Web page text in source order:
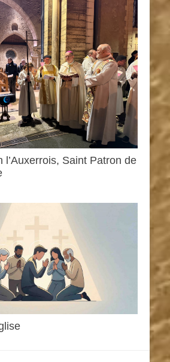
l’Auxerrois, Saint Patron de